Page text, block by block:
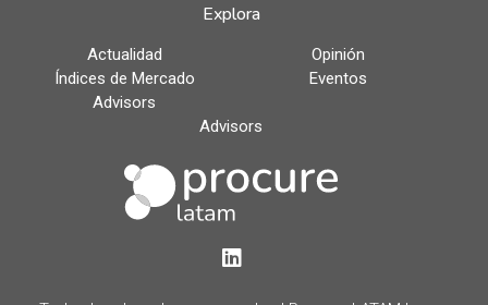
Explora
Actualidad
Opinión
Índices de Mercado
Eventos
Advisors
Advisors
LinkedIn